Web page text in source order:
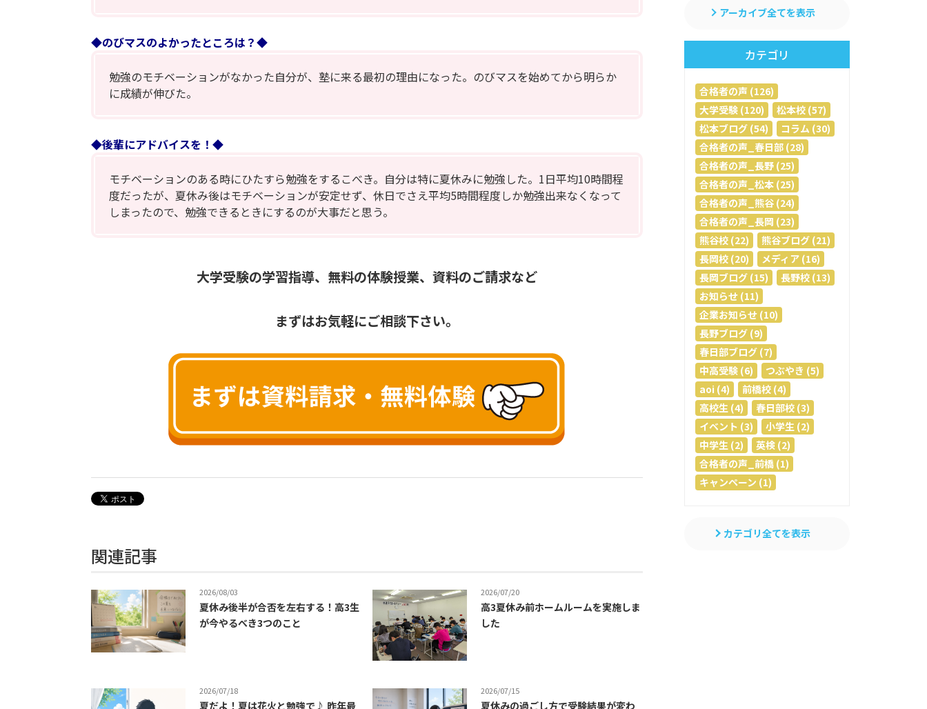
◆のびマスのよかったところは？◆
勉強のモチベーションがなかった自分が、塾に来る最初の理由になった。のびマスを始めてから明らか
に成績が伸びた。
◆後輩にアドバイスを！◆
モチベーションのある時にひたすら勉強をするこべき。自分は特に夏休みに勉強した。1日平均10時間程
度だったが、夏休み後はモチベーションが安定せず、休日でさえ平均5時間程度しか勉強出来なくなって
しまったので、勉強できるときにするのが大事だと思う。
大学受験の学習指導、無料の体験授業、資料のご請求など
まずはお気軽にご相談下さい。
関連記事
2026/08/03
夏休み後半が合否を左右する！高3生
が今やるべき3つのこと
2026/07/20
高3夏休み前ホームルームを実施しま
した
2026/07/18
夏だよ！夏は花火と勉強で♪ 昨年最
2026/07/15
夏休みの過ごし方で受験結果が変わ
アーカイブ全てを表示
カテゴリ
合格者の声 (126)
大学受験 (120)
松本校 (57)
松本ブログ (54)
コラム (30)
合格者の声_春日部 (28)
合格者の声_長野 (25)
合格者の声_松本 (25)
合格者の声_熊谷 (24)
合格者の声_長岡 (23)
熊谷校 (22)
熊谷ブログ (21)
長岡校 (20)
メディア (16)
長岡ブログ (15)
長野校 (13)
お知らせ (11)
企業お知らせ (10)
長野ブログ (9)
春日部ブログ (7)
中高受験 (6)
つぶやき (5)
aoi (4)
前橋校 (4)
高校生 (4)
春日部校 (3)
イベント (3)
小学生 (2)
中学生 (2)
英検 (2)
合格者の声_前橋 (1)
キャンペーン (1)
カテゴリ全てを表示